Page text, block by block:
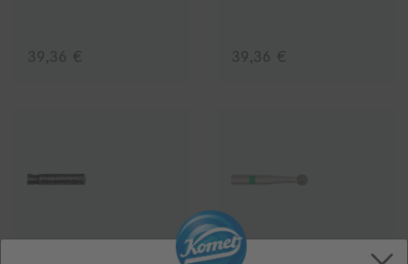
39,36 € 39,36 €